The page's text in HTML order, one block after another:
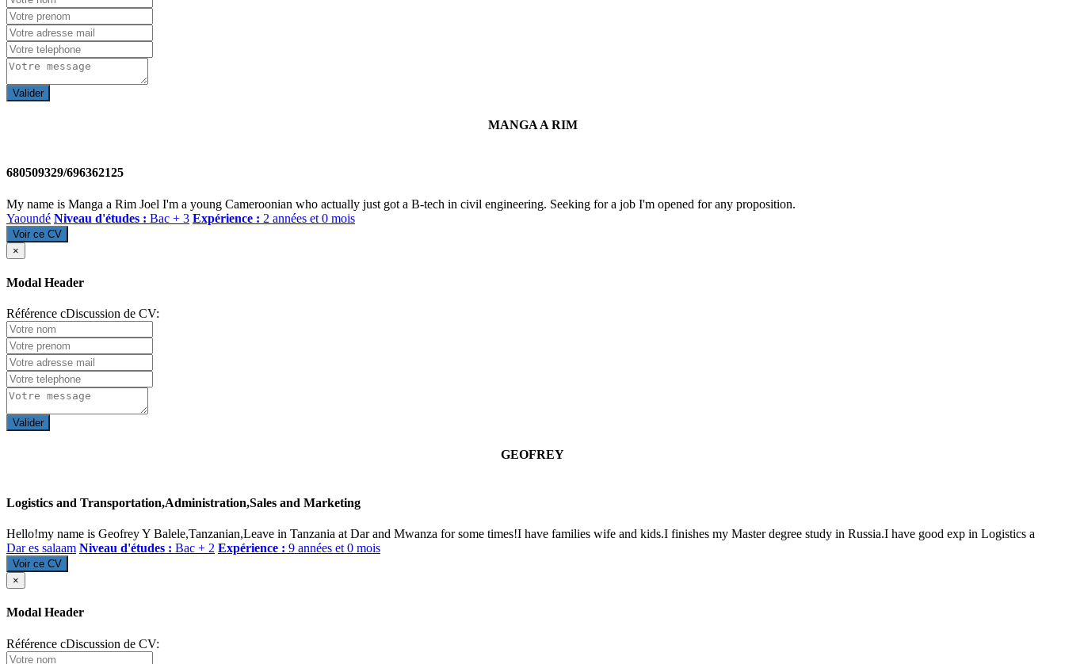
Valider
MANGA A RIM
680509329/696362125
My name is Manga a Rim Joel I'm a young Cameroonian who actually just got a B-tech in civil engineering. Seeking for a job I'm opened for any proposition.
Yaoundé Niveau d'études : Bac + 3 Expérience : 2 années et 0 mois
Voir ce CV
×
Modal Header
Référence cDiscussion de CV:
Valider
GEOFREY
Logistics and Transportation,Administration,Sales and Marketing
Hello!my name is Geofrey Y Balele,Tanzanian,Leave in Tanzania at Dar and Mwanza for some times!I have families wife and kids.I finishes my Master degree study in Russia.I have good exp in Logistics a
Dar es salaam Niveau d'études : Bac + 2 Expérience : 9 années et 0 mois
Voir ce CV
×
Modal Header
Référence cDiscussion de CV: